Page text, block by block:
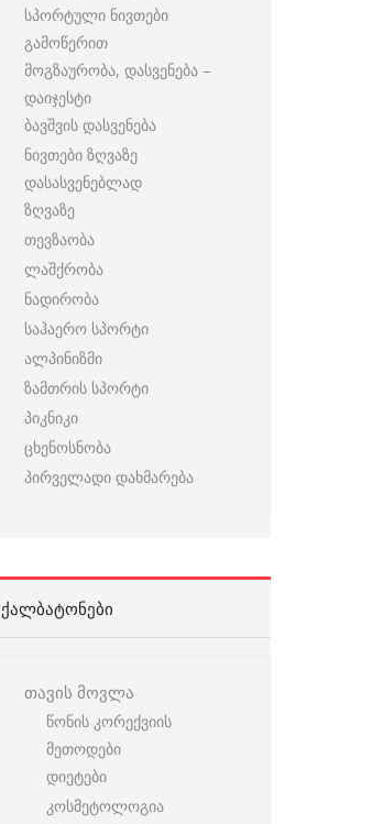
სპორტული ნივთები
გამოწერით
მოგზაურობა, დასვენება –
დაიჯესტი
ბავშვის დასვენება
ნივთები ზღვაზე
დასასვენებლად
ზღვაზე
თევზაობა
ლაშქრობა
ნადირობა
საჰაერო სპორტი
ალპინიზმი
ზამთრის სპორტი
პიკნიკი
ცხენოსნობა
პირველადი დახმარება
ᲥᲐᲚᲑᲐᲢᲝᲜᲔᲑᲘ
თავის მოვლა
წონის კორექვიის
მეთოდები
დიეტები
კოსმეტოლოგია